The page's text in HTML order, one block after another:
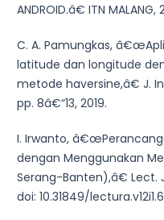
ANDROID.â€ ITN MALANG,
C. A. Pamungkas,
latitude dan longitude
metode haversine,â€ J.
pp. 8â€“13, 2019.
I. Irwanto,
dengan Menggunakan
Serang-Banten),â€ Lect. J.
doi: 10.31849/